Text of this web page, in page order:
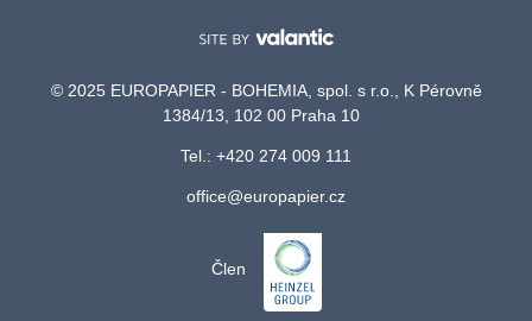
© 2025 EUROPAPIER - BOHEMIA, spol. s r.o., K Pérovně
1384/13, 102 00 Praha 10
Tel.: +420 274 009 111
office@europapier.cz
Člen